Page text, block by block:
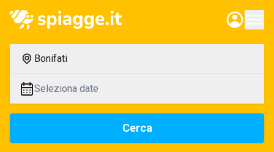
Bonifati
Seleziona date
Cerca